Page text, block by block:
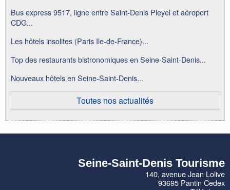
Bus express 9517, ligne entre Saint-Denis Pleyel et aéroport
CDG...
Les hôtels insolites (Paris Ile-de-France)...
Top des restaurants bistronomiques en Seine-Saint-Denis...
Nouveaux hôtels en Seine-Saint-Denis...
Toutes nos actualités
Seine-Saint-Denis Tourisme
140, avenue Jean Lolive
93695 Pantin Cedex